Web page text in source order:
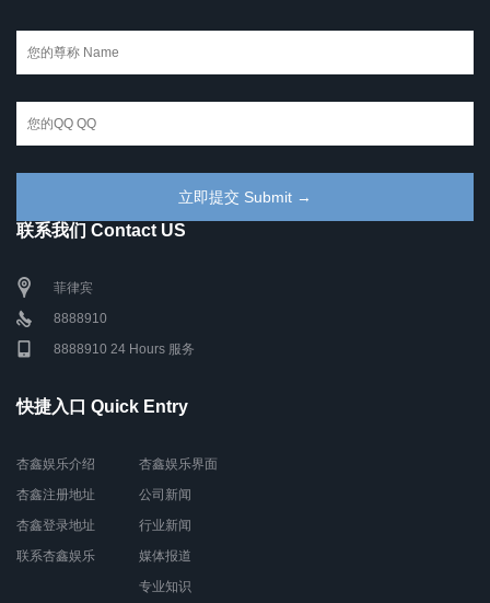
联系我们 Contact US
菲律宾
8888910
8888910 24 Hours 服务
快捷入口 Quick Entry
杏鑫娱乐介绍
杏鑫注册地址
杏鑫登录地址
联系杏鑫娱乐
杏鑫娱乐界面
公司新闻
行业新闻
媒体报道
专业知识